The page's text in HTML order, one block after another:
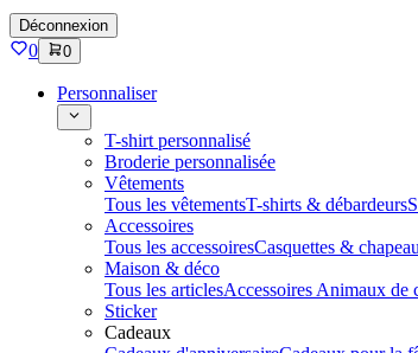
Déconnexion
0 0
Personnaliser
T-shirt personnalisé
Broderie personnalisée
Vêtements
Tous les vêtementsT-shirts & débardeurs
Accessoires
Tous les accessoiresCasquettes &
Maison & déco
Tous les articlesAccessoires Animaux de
Sticker
Cadeaux